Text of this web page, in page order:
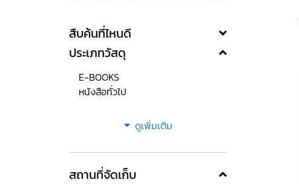
สืบค้นที่ไหนดี
ประเภทวัสดุ
E-BOOKS
หนังสือทั่วไป
ดูเพิ่มเติม
สถานที่จัดเก็บ